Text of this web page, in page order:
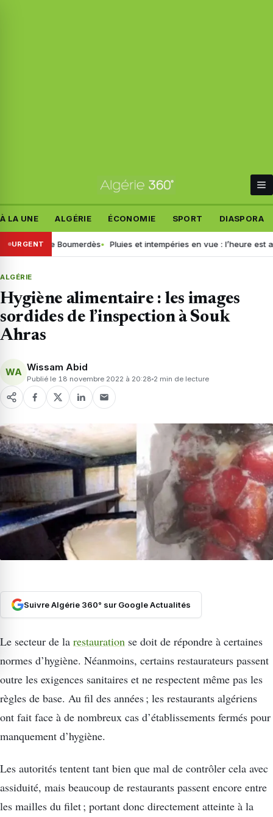
À LA UNE ALGÉRIE ÉCONOMIE SPORT DIASPORA
URGENT Pluies et intempéries en vue : l’heure est au grand
ALGÉRIE
Hygiène alimentaire : les images
sordides de l’inspection à Souk
Ahras
WA Wissam Abid
Publié le 18 novembre 2022 à 20:28 2 min de lecture
Suivre Algérie 360° sur Google Actualités
Le secteur de la restauration se doit de répondre à certaines
normes d’hygiène. Néanmoins, certains restaurateurs passent
outre les exigences sanitaires et ne respectent même pas les
règles de base. Au fil des années ; les restaurants algériens
ont fait face à de nombreux cas d’établissements fermés pour
manquement d’hygiène.
Les autorités tentent tant bien que mal de contrôler cela avec
assiduité, mais beaucoup de restaurants passent encore entre
les mailles du filet ; portant donc directement atteinte à la